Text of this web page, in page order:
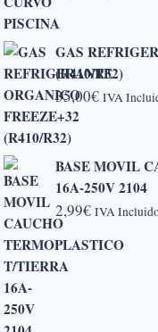
GAS
(R410/R32)
35,00€ IVA
BASE MOVIL
16A-250V 2104
2,99€ IVA